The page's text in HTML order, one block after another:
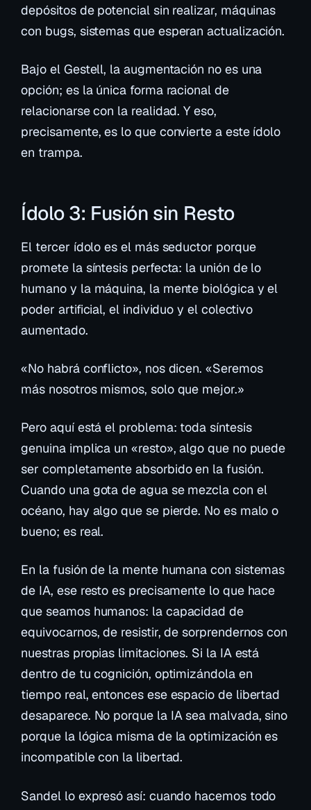
depósitos de potencial sin realizar, máquinas
con bugs, sistemas que esperan actualización.
Bajo el Gestell, la augmentación no es una
opción; es la única forma racional de
relacionarse con la realidad. Y eso,
precisamente, es lo que convierte a este ídolo
en trampa.
Ídolo 3: Fusión sin Resto
El tercer ídolo es el más seductor porque
promete la síntesis perfecta: la unión de lo
humano y la máquina, la mente biológica y el
poder artificial, el individuo y el colectivo
aumentado.
«No habrá conflicto», nos dicen. «Seremos
más nosotros mismos, solo que mejor.»
Pero aquí está el problema: toda síntesis
genuina implica un «resto», algo que no puede
ser completamente absorbido en la fusión.
Cuando una gota de agua se mezcla con el
océano, hay algo que se pierde. No es malo o
bueno; es real.
En la fusión de la mente humana con sistemas
de IA, ese resto es precisamente lo que hace
que seamos humanos: la capacidad de
equivocarnos, de resistir, de sorprendernos con
nuestras propias limitaciones. Si la IA está
dentrode tu cognición, optimizándola en
tiempo real, entonces ese espacio de libertad
desaparece. No porque la IA sea malvada, sino
porque la lógica misma de la optimización es
incompatible con la libertad.
Sandel lo expresó así: cuando hacemos todo